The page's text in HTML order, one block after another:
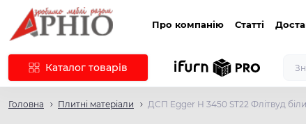
Про компанію Статті
Каталог товарів
Головна Плитні матеріали ДСП Egger H 3450 ST22 Флітвуд